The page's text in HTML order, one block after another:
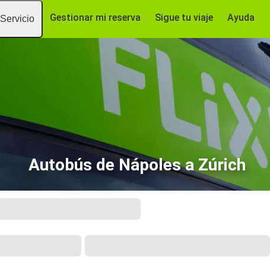
Servicio Gestionar mi reserva Sigue tu viaje Ayuda
Autobús de Nápoles a Zúrich